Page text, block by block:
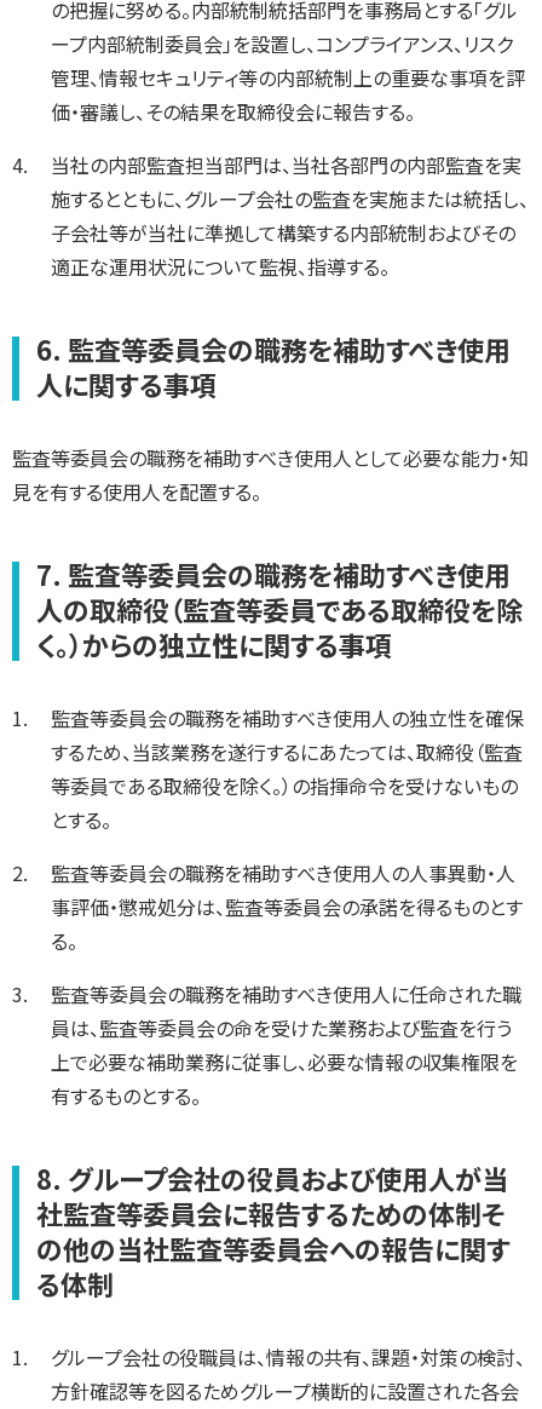
の把握に努める。内部統制統括部門を事務局とする「グル
ープ内部統制委員会」を設置し、コンプライアンス、リスク
管理、情報セキュリティ等の内部統制上の重要な事項を評
価・審議し、その結果を取締役会に報告する。
当社の内部監査担当部門は、当社各部門の内部監査を実
施するとともに、グループ会社の監査を実施または統括し、
子会社等が当社に準拠して構築する内部統制およびその
適正な運用状況について監視、指導する。
6. 監査等委員会の職務を補助すべき使用
人に関する事項
監査等委員会の職務を補助すべき使用人として必要な能力・知
見を有する使用人を配置する。
7. 監査等委員会の職務を補助すべき使用
人の取締役（監査等委員である取締役を除
く。）からの独立性に関する事項
監査等委員会の職務を補助すべき使用人の独立性を確保
するため、当該業務を遂行するにあたっては、取締役（監査
等委員である取締役を除く。）の指揮命令を受けないもの
とする。
監査等委員会の職務を補助すべき使用人の人事異動・人
事評価・懲戒処分は、監査等委員会の承諾を得るものとす
る。
監査等委員会の職務を補助すべき使用人に任命された職
員は、監査等委員会の命を受けた業務および監査を行う
上で必要な補助業務に従事し、必要な情報の収集権限を
有するものとする。
8. グループ会社の役員および使用人が当
社監査等委員会に報告するための体制そ
の他の当社監査等委員会への報告に関す
る体制
グループ会社の役職員は、情報の共有、課題・対策の検討、
方針確認等を図るためグループ横断的に設置された各会